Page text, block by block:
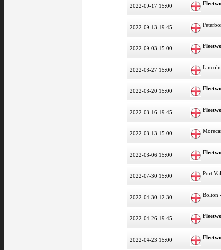
2022-09-17 15:00
2022-09-13 19:45
2022-09-03 15:00
2022-08-27 15:00
2022-08-20 15:00
2022-08-16 19:45
2022-08-13 15:00
2022-08-06 15:00
2022-07-30 15:00 Port
2022-04-30 12:30 Bolton
2022-04-26 19:45
2022-04-23 15:00